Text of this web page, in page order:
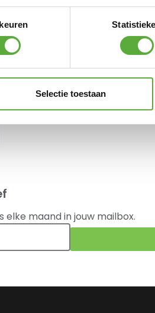
Selectie toestaan
Gently
€13,95
elke maand in jouw mailbox.